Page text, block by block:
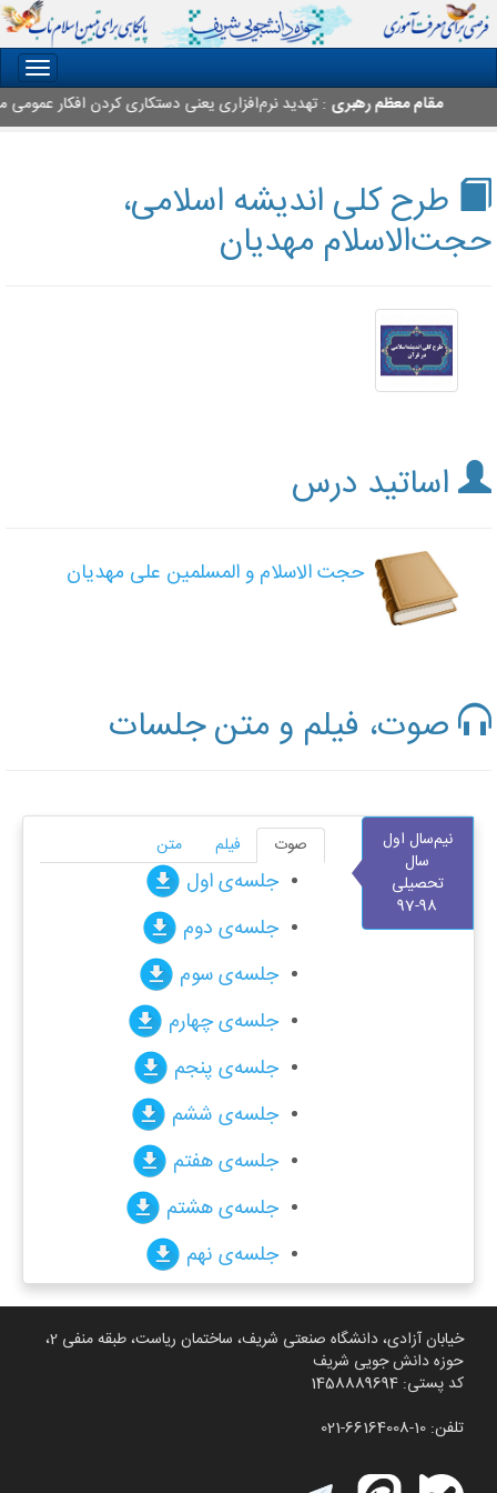
مقام معظم رهبری: تهدید نرم‌افزاری یعنی دستکاری کردن افکار عمومی
طرح کلی اندیشه اسلامی،
حجت‌الاسلام مهدیان
اساتید درس
حجت الاسلام و المسلمین علی مهدیان
صوت، فیلم و متن جلسات
نيم‌سال اول
سال
تحصیلی
98-97
صوت فیلم متن
جلسه‌ی اول
جلسه‌ی دوم
جلسه‌ی سوم
جلسه‌ی چهارم
جلسه‌ی پنجم
جلسه‌ی ششم
جلسه‌ی هفتم
جلسه‌ی هشتم
جلسه‌ی نهم
خیابان آزادی، دانشگاه صنعتی شریف، ساختمان ریاست، طبقه منفی 2،
حوزه دانش جویی شریف
کد پستی: 1458889694
تلفن: 10-66164008-021